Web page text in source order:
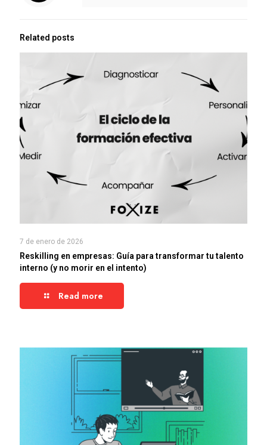
Related posts
7 de enero de 2026
Reskilling en empresas: Guía para transformar tu talento
interno (y no morir en el intento)
Read more